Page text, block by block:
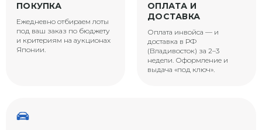
ПОКУПКА
Ежедневно отбираем лоты
под ваш заказ по бюджету
и критериям на аукционах
Японии.
ОПЛАТА И
ДОСТАВКА
Оплата инвойса — и
доставка в РФ
(Владивосток) за 2–3
недели. Оформление и
выдача «под ключ».